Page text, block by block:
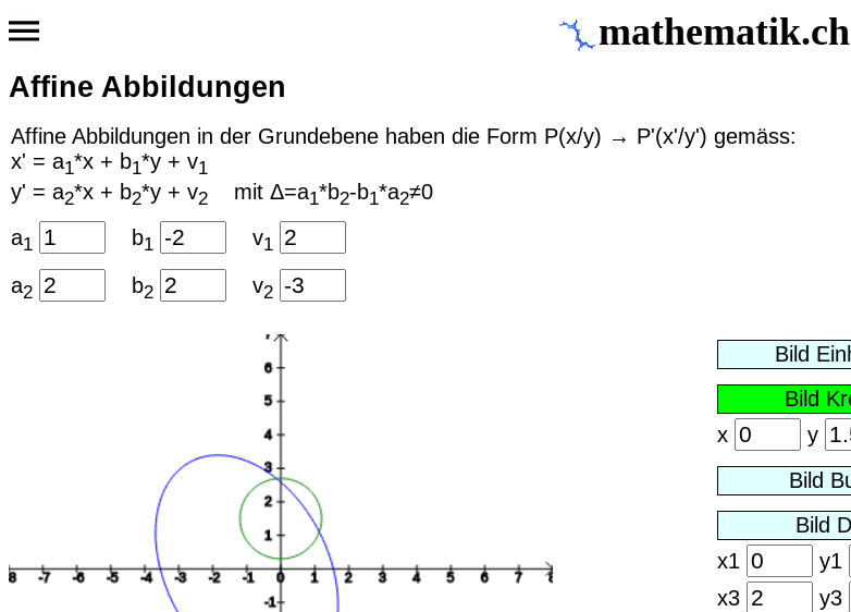
mathematik.ch
Affine Abbildungen
Affine Abbildungen in der Grundebene haben die Form P(x/y) → P'(x'/y') gemäss:
x' = a1*x + b1*y + v1
y' = a2*x + b2*y + v2 mit Δ=a1*b2-b1*a2≠0
a1 b1 v1
a2 b2 v2
x y
x1 y1
x3
y3